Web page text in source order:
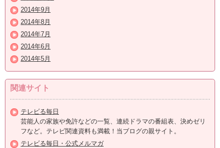
2014年9月
2014年8月
2014年7月
2014年6月
2014年5月
関連サイト
テレビる毎日
芸能人の家族や免許などの一覧、連続ドラマの番組表、決めゼリ
フなど。テレビ関連資料も満載！当ブログの親サイト。
テレビる毎日・公式メルマガ